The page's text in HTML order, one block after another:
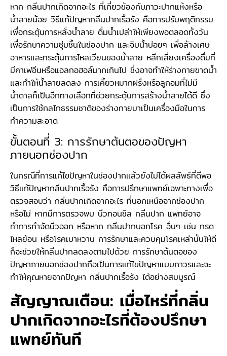
หาก กลิ่นปากเกิดจากอะไร ที่เกี่ยวข้องกับภาวะปากแห้งหรือ
น้ำลายน้อย วิธีแก้ปัญหากลิ่นปากเรื้อรัง คือการปรับพฤติกรรม
เพื่อกระตุ้นการหลั่งน้ำลาย ดื่มน้ำเปล่าให้เพียงพอตลอดทั้งวัน
เพื่อรักษาความชุ่มชื้นในช่องปาก และจิบน้ำบ่อยๆ เพื่อล้างเศษ
อาหารและกระตุ้นการไหลเวียนของน้ำลาย หลีกเลี่ยงเครื่องดื่มที่
มีคาเฟอีนหรือแอลกอฮอล์มากเกินไป ซึ่งอาจทำให้ร่างกายขาดน้ำ
และทำให้น้ำลายลดลง การเคี้ยวหมากฝรั่งหรือลูกอมที่ไม่มี
น้ำตาลก็เป็นอีกทางเลือกที่ช่วยกระตุ้นการสร้างน้ำลายได้ดี ซึ่ง
เป็นการใช้กลไกธรรมชาติของร่างกายมาเป็นเครื่องมือในการ
ทำความสะอาด
ขั้นตอนที่ 3: การรักษาต้นตอของปัญหา
ภายนอกช่องปาก
ในกรณีที่การแก้ไขปัญหาในช่องปากแล้วยังไม่ได้ผลลัพธ์ที่ดีพอ
วิธีแก้ปัญหากลิ่นปากเรื้อรัง คือการปรึกษาแพทย์เฉพาะทางเพื่อ
ตรวจสอบว่า กลิ่นปากเกิดจากอะไร ที่นอกเหนือจากช่องปาก
หรือไม่ หากมีการตรวจพบ นิ่วทอนซิล กลิ่นปาก แพทย์อาจ
ทำการกำจัดนิ่วออก หรือหาก กลิ่นปากบอกโรค อื่นๆ เช่น กรด
ไหลย้อน หรือโรคเบาหวาน การรักษาและควบคุมโรคเหล่านั้นให้ดี
ก็จะช่วยให้กลิ่นปากลดลงตามไปด้วย การรักษาต้นตอของ
ปัญหาภายนอกช่องปากถือเป็นการแก้ไขปัญหาแบบถาวรและจะ
ทำให้คุณหายจากปัญหา กลิ่นปากเรื้อรัง ได้อย่างสมบูรณ์
สัญญาณเตือน: เมื่อไหร่ที่กลิ่น
ปากเกิดจากอะไรที่ต้องปรึกษา
แพทย์ทันที